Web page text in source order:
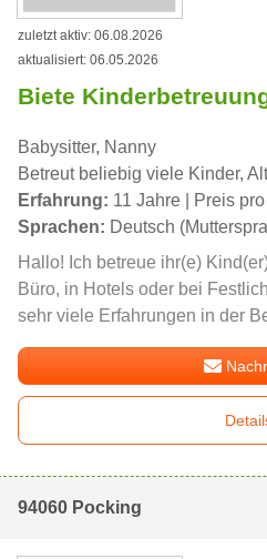
zuletzt aktiv: 06.08.2026
aktualisiert: 06.05.2026
Biete
Babysitter, Nanny
Betreut beliebig viele Kinder,
Erfahrung: 11 Jahre | Preis
Sprachen: Deutsch
Hallo! Ich betreue ihr(e)
Büro, in Hotels oder bei
sehr viele Erfahrungen in der
94060 Pocking